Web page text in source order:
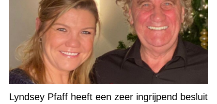
Lyndsey Pfaff heeft een zeer ingrijpend besluit